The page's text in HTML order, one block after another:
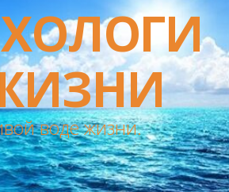
воде жизни.